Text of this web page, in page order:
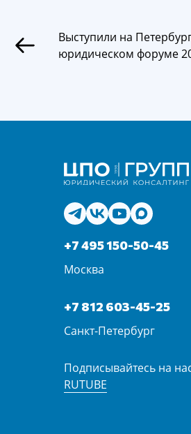
Выступили на
юридическом форуме
+7 495 150-50-45
Москва
+7 812 603-45-25
Санкт-Петербург
Подписывайтесь на
RUTUBE